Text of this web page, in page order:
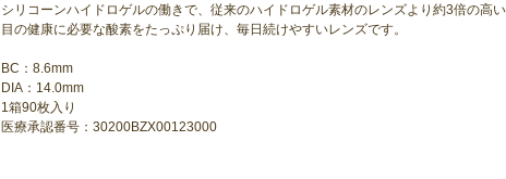
シリコーンハイドロゲルの働きで、従来のハイドロゲル素材のレンズより約3倍の高い
目の健康に必要な酸素をたっぷり届け、毎日続けやすいレンズです。
BC：8.6mm
DIA：14.0mm
1箱90枚入り
医療承認番号：30200BZX00123000